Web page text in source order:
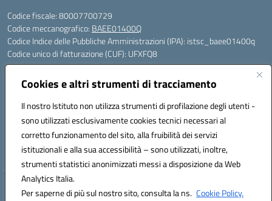
Cookies e altri strumenti di tracciamento
Il nostro Istituto non utilizza strumenti di profilazione degli utenti -
sono utilizzati esclusivamente cookies tecnici necessari al
corretto funzionamento del sito, alla fruibilità dei servizi
istituzionali e alla sua accessibilità – sono utilizzati, inoltre,
strumenti statistici anonimizzati messi a disposizione da Web
Analytics Italia.
Per saperne di più sul nostro sito, consulta la ns. Cookie Policy.
Codice fiscale: 80007700729
Codice meccanografico: BAEE01400Q
Codice Indice delle Pubbliche Amministrazioni (IPA): istsc_baee01400q
Codice unico di fatturazione (CUF): UFXFQ8
BAEE01401R - Plesso Iqbal - scuola primaria - via Omodeo 27 - tel. 080.
5025278
BAEE01404 X - Plesso Gandhi - scuola primaria - via Celso Ulpiani 1 -
tel. 080.5569487
BAAA01402L - Plesso DonTonino Bello - scuola dell'infanzia - via Celso
Ulpiani 1 - tel. 080.5569487
Hosting & Powered by 3D Solution S.r.l.